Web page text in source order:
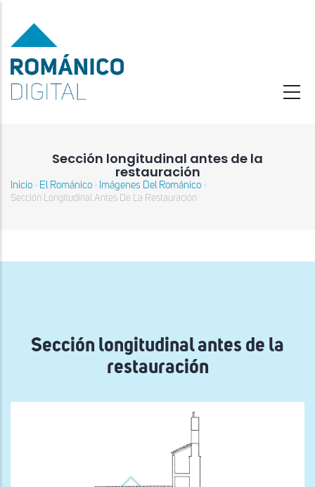
contenido
principal
Sección longitudinal antes de la
restauración
Sobrescribir
ayuda
Inicio - El Románico - Imágenes Del Románico -
Sección Longitudinal Antes De La Restauración
Sección longitudinal antes de la
restauración